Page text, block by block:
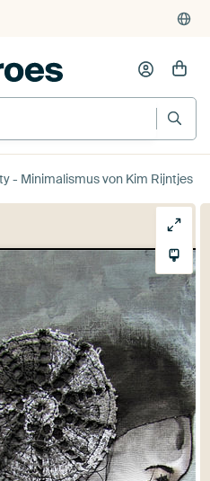
- Minimalismus von Kim Rijntjes